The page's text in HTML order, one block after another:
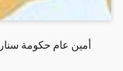
أمين عام حكومة